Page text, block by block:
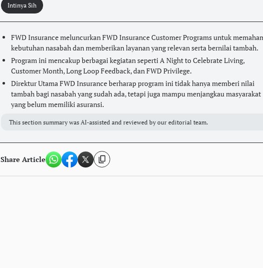
Intinya Sih
FWD Insurance meluncurkan FWD Insurance Customer Programs untuk
kebutuhan nasabah dan memberikan layanan yang relevan serta bernilai tambah.
Program ini mencakup berbagai kegiatan seperti A Night to Celebrate Living,
Customer Month, Long Loop Feedback, dan FWD Privilege.
Direktur Utama FWD Insurance berharap program ini tidak hanya memberi nilai
tambah bagi nasabah yang sudah ada, tetapi juga mampu menjangkau masyarakat
yang belum memiliki asuransi.
This section summary was AI-assisted and reviewed by our editorial team.
Share Article